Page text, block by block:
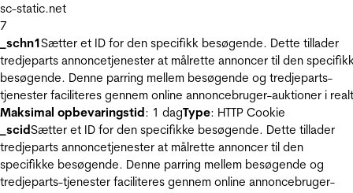
sc-static.net
7
_schn1Sætter et ID for den specifikk besøgende. Dette tillader
tredjeparts annoncetjenester at målrette annoncer til den
besøgende. Denne parring mellem besøgende og tredjeparts-
tjenester faciliteres gennem online annoncebruger-auktioner i
Maksimal opbevaringstid: 1 dagType: HTTP Cookie
_scidSætter et ID for den specifikke besøgende. Dette tillader
tredjeparts annoncetjenester at målrette annoncer til den
specifikke besøgende. Denne parring mellem besøgende og
tredjeparts-tjenester faciliteres gennem online annoncebruger-